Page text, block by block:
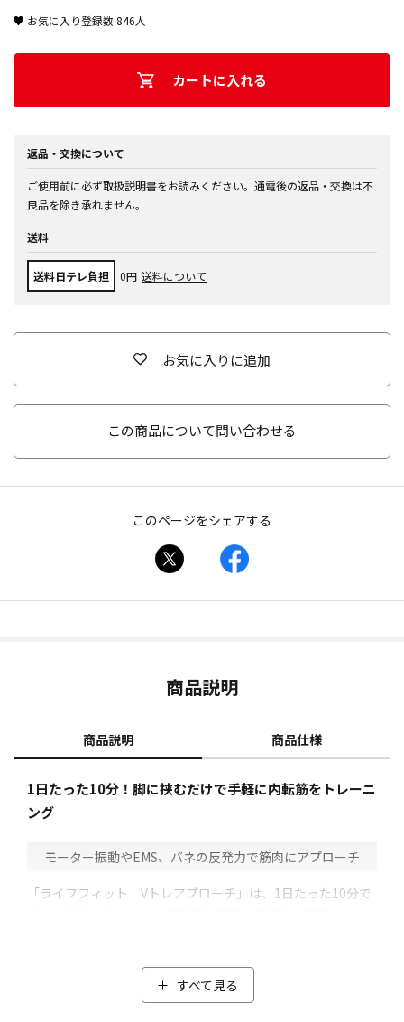
お気に入り登録数 846人
カートに入れる
返品・交換について
ご使用前に必ず取扱説明書をお読みください。通電後の返品・交換は不
良品を除き承れません。
送料
送料日テレ負担 0円 送料について
お気に入りに追加
この商品について問い合わせる
このページをシェアする
商品説明
商品説明 商品仕様
1日たった10分！脚に挟むだけで手軽に内転筋をトレーニ
ング
モーター振動やEMS、バネの反発力で筋肉にアプローチ
「ライフフィット Vトレアプローチ」は、1日たった10分で
使い方は座って太ももに挟み、スイッチを入れるだけ。
1分間に最大6500回のモーター振動(5段階)で筋肉を刺激しな
すべて見る